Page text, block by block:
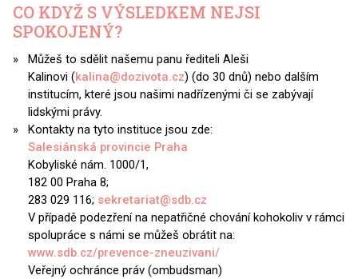
CO KDYŽ S VÝSLEDKEM NEJSI
SPOKOJENÝ?
Můžeš to sdělit našemu panu řediteli Aleši
Kalinovi (kalina@dozivota.cz) (do 30 dnů) nebo dalším
institucím, které jsou našimi nadřízenými či se zabývají
lidskými právy.
Kontakty na tyto instituce jsou zde:
Salesiánská provincie Praha
Kobyliské nám. 1000/1,
182 00 Praha 8;
283 029 116; sekretariat@sdb.cz
V případě podezření na nepatřičné chování kohokoliv v rámci
spolupráce s námi se můžeš obrátit na:
www.sdb.cz/prevence-zneuzivani/
Veřejný ochránce práv (ombudsman)